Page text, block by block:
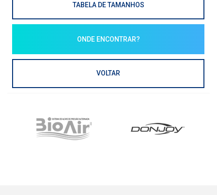
TABELA DE TAMANHOS
ONDE ENCONTRAR?
VOLTAR